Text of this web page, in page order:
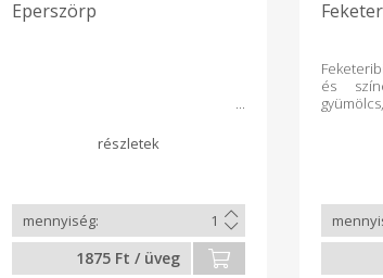
Eperszörp
1875 Ft / üveg
és
után